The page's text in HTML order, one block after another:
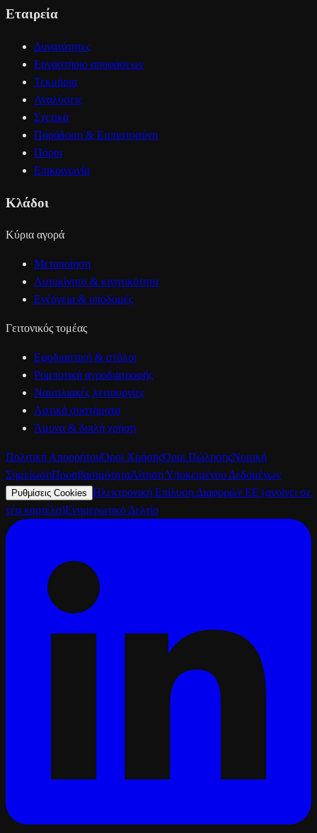
Εταιρεία
Δυνατότητες
Εργαστήριο αποφάσεων
Τεκμήρια
Αναλύσεις
Σχετικά
Παράδοση & Εμπιστοσύνη
Πόροι
Επικοινωνία
Κλάδοι
Κύρια αγορά
Μεταποίηση
Αυτοκίνητο & κινητικότητα
Ενέργεια & υποδομές
Γειτονικός τομέας
Εφοδιαστική & στόλοι
Ρομποτική αγροδιατροφής
Ναυτιλιακές λειτουργίες
Αστικά συστήματα
Άμυνα & διπλή χρήση
Πολιτική ΑπορρήτουΌροι ΧρήσηςΌροι ΠώλησηςΝομική
ΣημείωσηΠροσβασιμότηταΑίτηση Υποκειμένου Δεδομένων
Ρυθμίσεις Cookies Ηλεκτρονική Επίλυση Διαφορών ΕΕ (ανοίγει σε
νέα καρτέλα)Ενημερωτικό Δελτίο